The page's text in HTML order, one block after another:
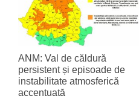
ANM: Val de căldură
persistent și episoade de
instabilitate atmosferică
accentuată